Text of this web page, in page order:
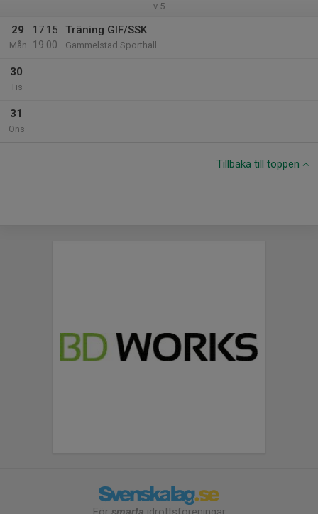
v.5
29
Mån
17:15
19:00
Träning GIF/SSK
Gammelstad Sporthall
30
Tis
31
Ons
Tillbaka till toppen